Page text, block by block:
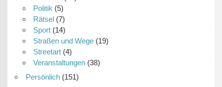
Politik (5)
Rätsel(7)
Sport(14)
Straßen und Wege(19)
Streetart(4)
Veranstaltungen(38)
Persönlich(151)